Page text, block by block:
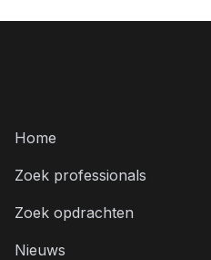
Home
Zoek professionals
Zoek opdrachten
Nieuws